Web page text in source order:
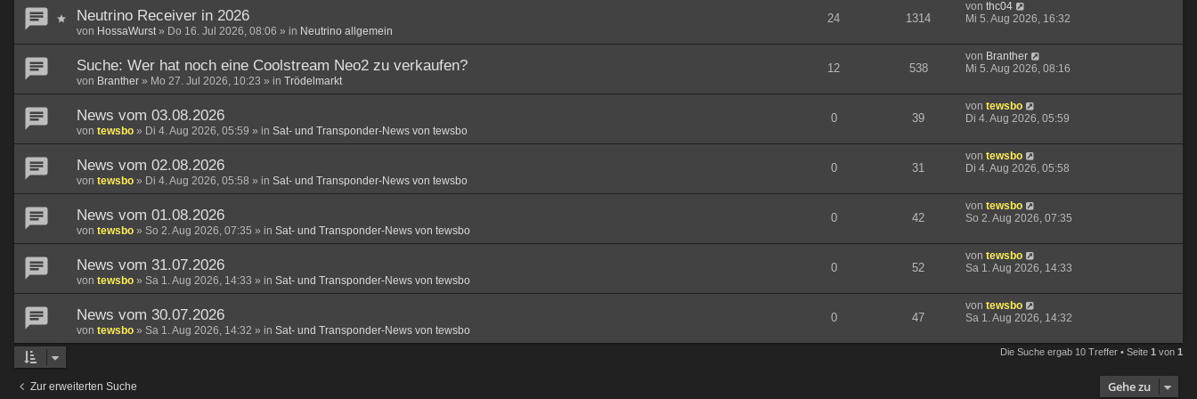
Neutrino Receiver in 2026
von HossaWurst» Do 16. Jul 2026, 08:06 » in Neutrino allgemein
24 1314
von thc04
Mi 5. Aug 2026, 16:32
Suche: Wer hat noch eine Coolstream Neo2 zu verkaufen?
von Branther » Mo 27. Jul 2026, 10:23 » in Trödelmarkt
12 538
von Branther
Mi 5. Aug 2026, 08:16
News vom 03.08.2026
von tewsbo » Di 4. Aug 2026, 05:59 » in Sat- und Transponder-News von tewsbo
0 39
von tewsbo
Di 4. Aug 2026, 05:59
News vom 02.08.2026
von tewsbo » Di 4. Aug 2026, 05:58 » in Sat- und Transponder-News von tewsbo
0 31
von tewsbo
Di 4. Aug 2026, 05:58
News vom 01.08.2026
von tewsbo » So 2. Aug 2026, 07:35 » in Sat- und Transponder-News von tewsbo
0 42
von tewsbo
So 2. Aug 2026, 07:35
News vom 31.07.2026
von tewsbo » Sa 1. Aug 2026, 14:33 » in Sat- und Transponder-News von tewsbo
0 52
von tewsbo
Sa 1. Aug 2026, 14:33
News vom 30.07.2026
von tewsbo » Sa 1. Aug 2026, 14:32 » in Sat- und Transponder-News von tewsbo
0 47
von tewsbo
Sa 1. Aug 2026, 14:32
Die Suche ergab 10 Treffer • Seite 1 von 1
Zur erweiterten Suche Gehe zu